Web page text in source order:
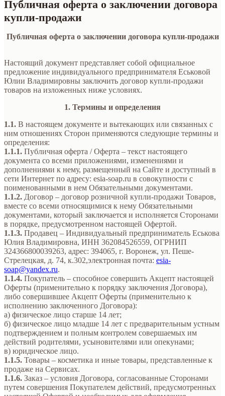
Публичная оферта о заключении договора
купли-продажи
Публичная оферта о заключении договора купли-продажи
Настоящий документ представляет собой официальное
предложение индивидуального предпринимателя Еськовой
Юлии Владимировны заключить договор купли-продажи
товаров на изложенных ниже условиях.
1. Термины и определения
1.1. В настоящем документе и вытекающих или связанных с
ним отношениях Сторон применяются следующие термины и
определения:
1.1.1. Публичная оферта / Оферта – текст настоящего
документа со всеми приложениями, изменениями и
дополнениями к нему, размещенный на Сайте и доступный в
сети Интернет по адресу: esia-soap.ru в совокупности с
поименованными в нем Обязательными документами.
1.1.2. Договор – договор розничной купли-продажи Товаров,
вместе со всеми относящимися к нему Обязательными
документами, который заключается и исполняется Сторонами
в порядке, предусмотренном настоящей Офертой.
1.1.3. Продавец – Индивидуальный предприниматель Еськова
Юлия Владимировна, ИНН 362084526559, ОГРНИП
324366800039263, адрес: 394065, г. Воронеж, ул. Пеше-
Стрелецкая, д. 74, к.302,электронная почта: esia-
soap@yandex.ru.
1.1.4. Покупатель – способное совершить Акцепт настоящей
Оферты (применительно к порядку заключения Договора),
либо совершившее Акцепт Оферты (применительно к
исполнению заключенного Договора):
а) физическое лицо старше 14 лет;
б) физическое лицо младше 14 лет с предварительным устным
подтверждением и полным контролем совершаемых им
действий родителями, усыновителями или опекунами;
в) юридическое лицо.
1.1.5. Товары – косметика и иные товары, представленные к
продаже на Сервисах.
1.1.6. Заказ – условия Договора, согласованные Сторонами
путем совершения Покупателем действий, предусмотренных